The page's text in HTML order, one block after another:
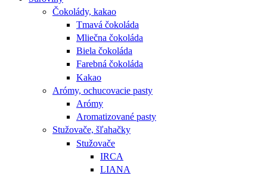
Čokolády, kakao
Tmavá čokoláda
Mliečna čokoláda
Biela čokoláda
Farebná čokoláda
Kakao
Arómy, ochucovacie pasty
Arómy
Aromatizované pasty
Stužovače, šľahačky
Stužovače
IRCA
LIANA